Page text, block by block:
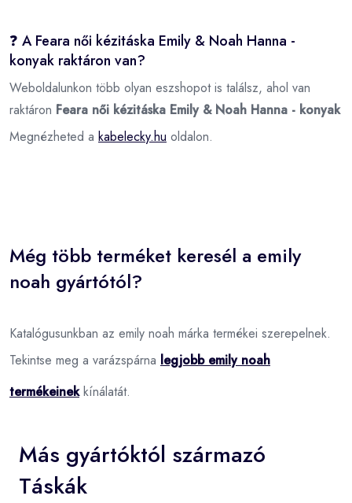
❓ A Feara női kézitáska Emily & Noah Hanna -
konyak raktáron van?
Weboldalunkon több olyan eszshopot is találsz, ahol van
raktáron Feara női kézitáska Emily & Noah Hanna - konyak
Megnézheted a kabelecky.hu oldalon.
Még több terméket keresél a emily
noah gyártótól?
Katalógusunkban az emily noah márka termékei szerepelnek.
Tekintse meg a varázspárna legjobb emily noah
termékeinekkínálatát.
Más gyártóktól származó
Táskák